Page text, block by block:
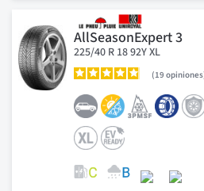
AllSeasonExpert 3
225/40 R 18 92Y XL
19 opiniones